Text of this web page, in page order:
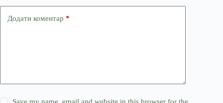
Додати коментар *